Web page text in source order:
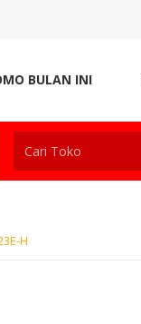
BULAN INI
H